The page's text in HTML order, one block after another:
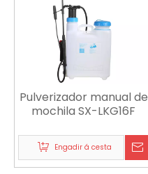
Pulverizador manual de
mochila SX-LKG16F
Engadir á cesta